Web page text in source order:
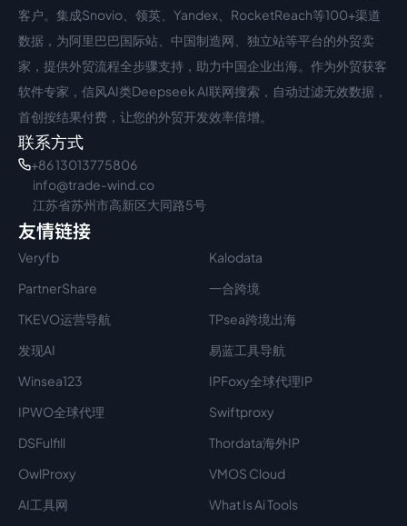
客户。集成Snovio、领英、Yandex、RocketReach等100+渠道
数据，为阿里巴巴国际站、中国制造网、独立站等平台的外贸卖
家，提供外贸流程全步骤支持，助力中国企业出海。作为外贸获客
软件专家，信风AI类Deepseek AI联网搜索，自动过滤无效数据，
首创按结果付费，让您的外贸开发效率倍增。
联系方式
+86 13013775806
info@trade-wind.co
江苏省苏州市高新区大同路5号
友情链接
Veryfb
Kalodata
PartnerShare
一合跨境
TKEVO运营导航
TPsea跨境出海
发现AI
易蓝工具导航
Winsea123
IPFoxy全球代理IP
IPWO全球代理
Swiftproxy
DSFulfill
Thordata海外IP
OwlProxy
VMOS Cloud
AI工具网
What Is Ai Tools